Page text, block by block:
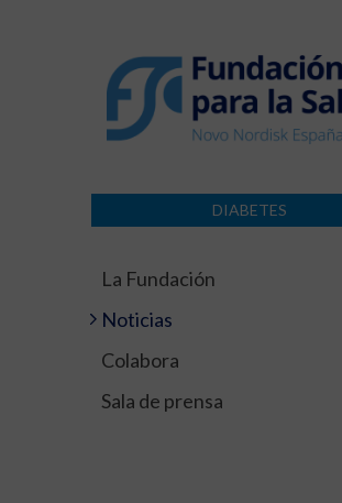
DIABETES
La Fundación
Noticias
Colabora
Sala de prensa